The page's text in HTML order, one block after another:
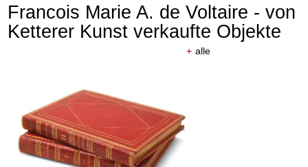
Francois Marie A. de Voltaire - von
Ketterer Kunst verkaufte Objekte
+ alle